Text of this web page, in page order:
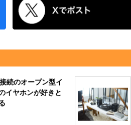
続のオープン型イ
イヤホンが好きと